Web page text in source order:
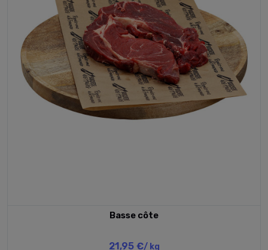
Basse côte
21,95 €/ kg